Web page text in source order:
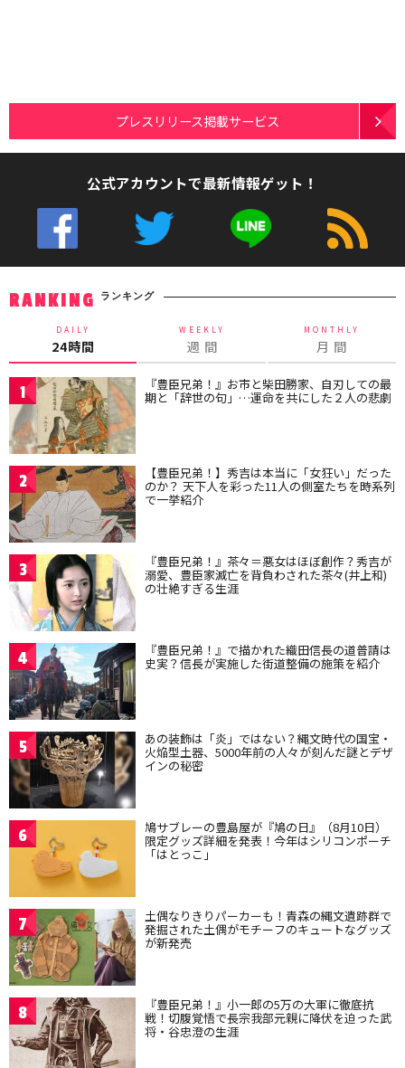
プレスリリース掲載サービス
公式アカウントで最新情報ゲット！
RANKING ランキング
DAILY
24時間
WEEKLY
週 間
MONTHLY
月 間
1 『豊臣兄弟！』お市と柴田勝家、自刃しての最
期と「辞世の句」…運命を共にした２人の悲劇
2 【豊臣兄弟！】秀吉は本当に「女狂い」だった
のか？ 天下人を彩った11人の側室たちを時系列
で一挙紹介
3 『豊臣兄弟！』茶々＝悪女はほぼ創作？秀吉が
溺愛、豊臣家滅亡を背負わされた茶々(井上和)
の壮絶すぎる生涯
4 『豊臣兄弟！』で描かれた織田信長の道普請は
史実？信長が実施した街道整備の施策を紹介
5 あの装飾は「炎」ではない？縄文時代の国宝・
火焔型土器、5000年前の人々が刻んだ謎とデザ
インの秘密
6 鳩サブレーの豊島屋が『鳩の日』（8月10日）
限定グッズ詳細を発表！今年はシリコンポーチ
「はとっこ」
7 土偶なりきりパーカーも！青森の縄文遺跡群で
発掘された土偶がモチーフのキュートなグッズ
が新発売
8 『豊臣兄弟！』小一郎の5万の大軍に徹底抗
戦！切腹覚悟で長宗我部元親に降伏を迫った武
将・谷忠澄の生涯